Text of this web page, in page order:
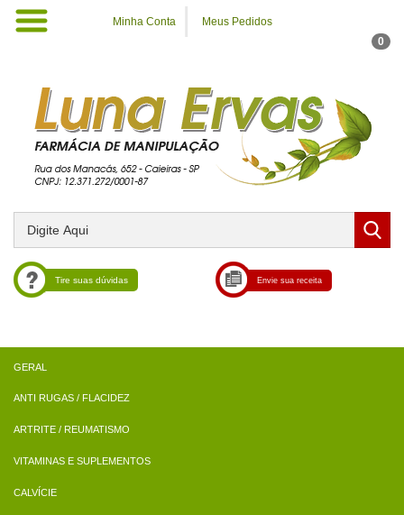
Minha Conta
Meus Pedidos
0
Tire suas dúvidas Envie sua receita
ANTI RUGAS / FLACIDEZ
ARTRITE / REUMATISMO
VITAMINAS E SUPLEMENTOS
CALVÍCIE